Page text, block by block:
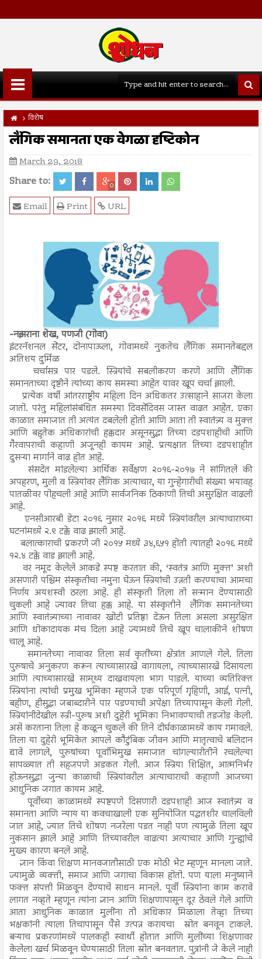
विशेष
लैंगिक समानता एक वेगळा दृष्टिकोन
March 29, 2018
Share to: 0
URL
Print
Email
-नझराना शेख, पणजी (गोवा)
इंटरनॅशनल सेंटर, दोनापाऊला, गोवामध्ये नुकतेच लैंगिक समानतेबद्दल
अतिशय दुर्मिळ
चर्चासत्र पार पडले. स्त्रियांचे सबलीकरण करणे आणि लैंगिक
समानताच्या दृष्टीने त्यांच्या काय समस्या आहेत यावर खूप चर्चा झाली.
प्रत्येक वर्षी आंतरराष्ट्रीय महिला दिन अधिकतर उत्साहाने साजरा केला
जातो. परंतु महिलांसंबंधित समस्या दिवसेंदिवस जास्त वाढत आहेत. एका
काळात समाजात ती अत्यंत दबलेली होती आणि आता ती स्वातंत्र्य व मुक्त
आणि बहुतेक अधिकारांची हक्कदार असूनसुद्धा तिच्या दडपशाहीची आणि
गैरवापराची कहाणी अजूनही कायम आहे. प्रत्यक्षात तिच्या दडपशाहीत
दुसऱ्या मार्गाने वाढ होत आहे.
संसदेत मांडलेल्या आर्थिक सर्वेक्षण २०१६-२०१७ ने सांगितले की
अपहरण, मुली व स्त्रियांवर लैंगिक अत्याचार, या गुन्हेगारीची संख्या भयावह
पातळीवर पोहचली आहे आणि सार्वजनिक ठिकाणी तिची असुरक्षित वाढली
आहे.
एनसीआरबी डेटा २०१६ नुसार २०१६ मध्ये स्त्रियांवरील अत्याचाराच्या
घटनांमध्ये २.९ टक्के वाढ झाली आहे.
बलात्काराची प्रकरणे जी २०१५ मध्ये ३४,६५१ होती त्यातही २०१६ मध्ये
१२.४ टक्के वाड झाली आहे.
वर नमूद केलेले आकडे स्पष्ट करतात की, ‘स्वतंत्र आणि मुक्त’ अशी
असणारी पश्चिम संस्कृतीचा नमुना घेऊन स्त्रियांची उन्नती करण्याचा आमचा
निर्णय अयशस्वी ठरला आहे. ही संस्कृती तिला तो सन्मान देण्यासाठी
चुकली आहे ज्यावर तिचा हक्क आहे. या संस्कृतीने लैंगिक समानतेच्या
आणि स्वातंत्र्याच्या नावावर खोटी प्रतिष्ठा देऊन तिला असला असुरक्षित
आणि धोकादायक मंच दिला आहे ज्यामध्ये तिचे खूप चालाकीने शोषण
चालू आहे.
समानतेच्या नावावर तिला सर्व कृतींच्या क्षेत्रांत आणले गेले. तिला
पुरुषाचे अनुकरण करून त्याच्यासारखे वागायला, त्याच्यासारखे दिसायला
आणि त्याच्यासारखे सामथ्र्य दाखवायला भाग पाडले. याच्या व्यतिरिक्त
स्त्रियांना त्यांची प्रमुख भूमिका म्हणजे एक परिपूर्ण गृहिणी, आई, पत्नी,
बहीण, हीसुद्धा जबाब्दारीने पार पडण्याची अपेक्षा तिच्यापासून केली गेली.
स्त्रियांनीदेखील स्त्री-पुरुष अशी दुहेरी भूमिका निभावण्याची तडजोड केली.
असे करताना तिला हे कळून चुकले की तिने दीर्घकाळामध्ये काय गमावले.
तिला या दुहेरी भूमिकेत आपले कौटुंबिक जीवन आणि मातृत्वाचे बलिदान
द्यावे लागले, पुरुषांच्या पूर्वाभिमुख समाजात चांगल्यारीतीने रचलेल्या
सापळ्यात ती सहजपणे अडकत गेली. आज स्त्रिया शिक्षित, आत्मनिर्भर
होऊनसुद्धा जुन्या काळाची स्त्रियांवरील अत्याचाराची कहाणी आजच्या
आधुनिक जगात कायम आहे.
पूर्वीच्या काळामध्ये स्पष्टपणे दिसणारी दडपशाही आज स्वातंत्र्य व
समानता आणि न्याय या कवचाखाली एक सुनियोजित पद्धतशीर चालविली
जात आहे, ज्यात तिचे शोषण नजरेला पडत नाही पण त्यामुळे तिला खूप
नुकसान झाले आहे आणि तिच्यावरील वाढत्या अत्याचार आणि गुन्ह्यांचे
मुख्य कारण बनले आहे.
ज्ञान किंवा शिक्षण मानवजातीसाठी एक मोठी भेट म्हणून मानला जाते.
ज्यामुळे व्यक्ती, समाज आणि जगाचा विकास होतो. पण याला मनुष्याने
फक्त संपत्ती मिळवून देण्याचे साधन मानले. पूर्वी स्त्रियांना काम करावे
लागत नव्हते म्हणून त्यांना ज्ञान आणि शिक्षणापासून दूर ठेवले गेले आणि
आता आधुनिक काळात मुलींना तो अधिकार मिळाला तेव्हा तिच्या
भक्षकांनी त्याला तिचापासून पैसे उत्पन्न करायचा स्रोत बनवून टाकले.
बऱ्याच प्रकरणांमध्ये पालकही स्वार्थी होतात आणि मुलींच्या शिक्षणावर
केलेला खर्च मिळवून घेण्यासाठी तिला स्रोत बनवतात. पुत्रांनी जे केले नाही